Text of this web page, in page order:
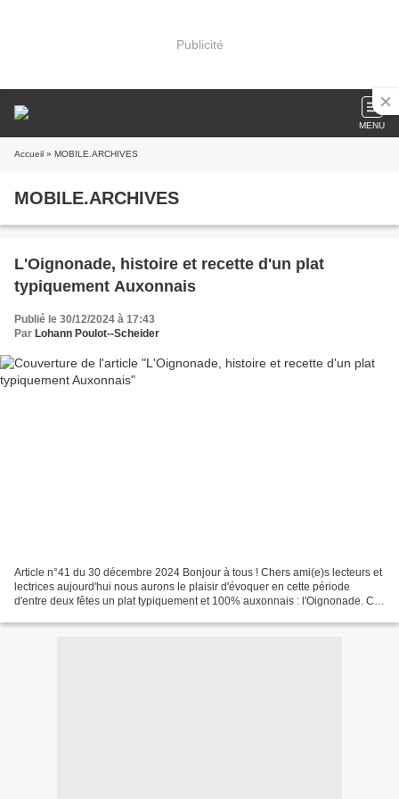
Publicité
MENU
Accueil » MOBILE.ARCHIVES
MOBILE.ARCHIVES
L'Oignonade, histoire et recette d'un plat
typiquement Auxonnais
Publié le 30/12/2024 à 17:43
Par Lohann Poulot--Scheider
Article n°41 du 30 décembre 2024 Bonjour à tous ! Chers ami(e)s lecteurs et
lectrices aujourd'hui nous aurons le plaisir d'évoquer en cette période
d'entre deux fêtes un plat typiquement et 100% auxonnais : l'Oignonade. Cet